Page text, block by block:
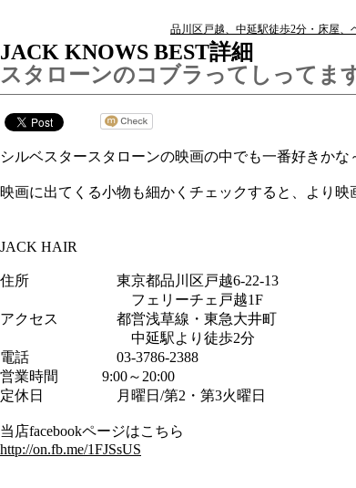
品川区戸越、中延駅徒歩2分・床屋、
JACK KNOWS BEST詳細
スタローンのコブラってしってま
シルベスタースタローンの映画の中でも一番好きか
映画に出てくる小物も細かくチェックすると、より映
JACK HAIR
住所 東京都品川区戸越6-22-13
フェリーチェ戸越1F
アクセス 都営浅草線・東急大井町
中延駅より徒歩2分
電話 03-3786-2388
営業時間 9:00～20:00
定休日 月曜日/第2・第3火曜日
当店facebookページはこちら
http://on.fb.me/1FJSsUS